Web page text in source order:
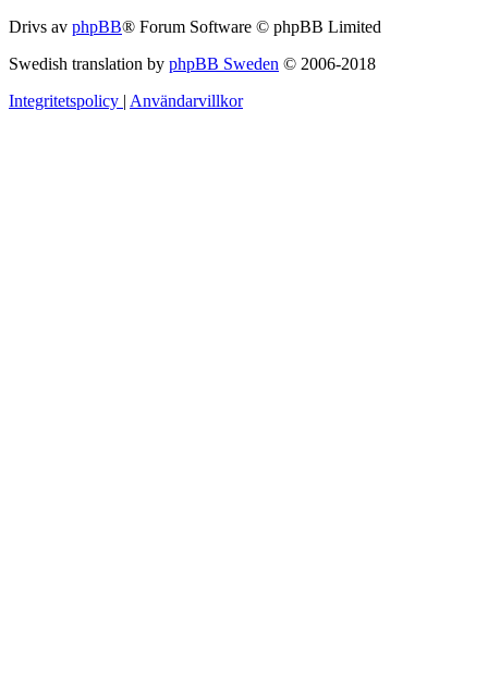
Drivs av phpBB® Forum Software © phpBB Limited
Swedish translation by phpBB Sweden © 2006-2018
Integritetspolicy | Användarvillkor